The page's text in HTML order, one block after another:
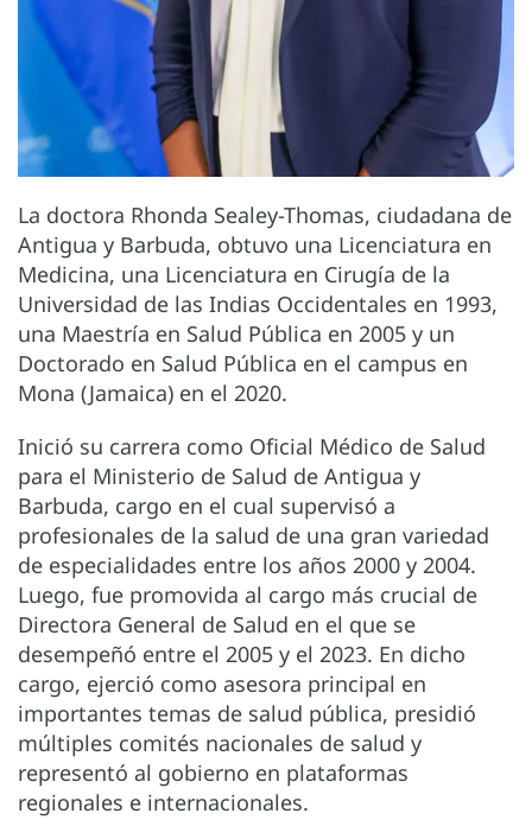
La doctora Rhonda Sealey-Thomas, ciudadana de
Antigua y Barbuda, obtuvo una Licenciatura en
Medicina, una Licenciatura en Cirugía de la
Universidad de las Indias Occidentales en 1993,
una Maestría en Salud Pública en 2005 y un
Doctorado en Salud Pública en el campus en
Mona (Jamaica) en el 2020.
Inició su carrera como Oficial Médico de Salud
para el Ministerio de Salud de Antigua y
Barbuda, cargo en el cual supervisó a
profesionales de la salud de una gran variedad
de especialidades entre los años 2000 y 2004.
Luego, fue promovida al cargo más crucial de
Directora General de Salud en el que se
desempeñó entre el 2005 y el 2023. En dicho
cargo, ejerció como asesora principal en
importantes temas de salud pública, presidió
múltiples comités nacionales de salud y
representó al gobierno en plataformas
regionales e internacionales.